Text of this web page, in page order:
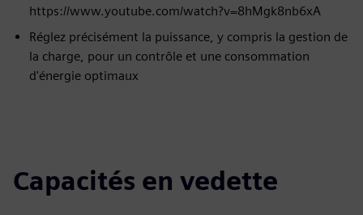
https://www.youtube.com/watch?v=8hMgk8nb6xA
Réglez précisément la puissance, y compris la gestion de
la charge, pour un contrôle et une consommation
d'énergie optimaux
Capacités en vedette